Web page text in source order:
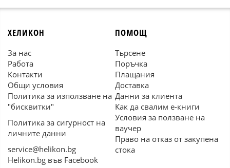
ХЕЛИКОН
За нас
Работа
Контакти
Общи условия
Политика за използване на
"бисквитки"
Политика за сигурност на
личните данни
service@helikon.bg
Helikon.bg във Facebook
ПОМОЩ
Търсене
Поръчка
Плащания
Доставка
Данни за клиента
Как да свалим е-книги
Условия за ползване на
ваучер
Право на отказ от закупена
стока